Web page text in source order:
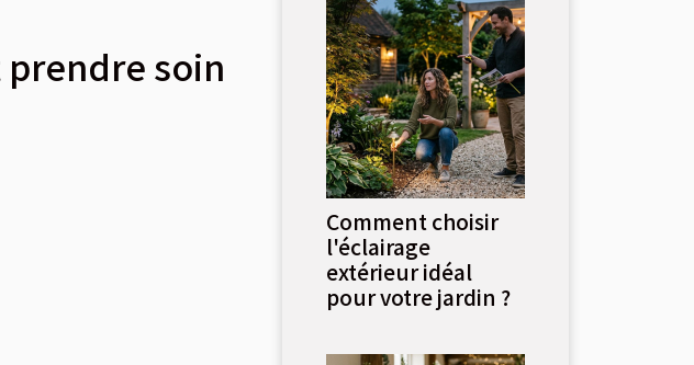
soin
Comment choisir
l'éclairage
extérieur idéal
pour votre jardin ?